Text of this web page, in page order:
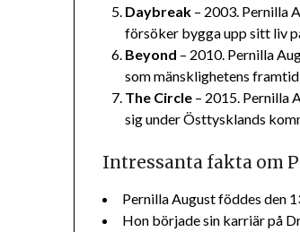
Daybreak – 2003. Pernilla
försöker bygga upp sitt liv
Beyond – 2010. Pernilla
som mänsklighetens
The Circle – 2015. Pernilla
sig under Östtysklands
Intressanta fakta om
Pernilla August föddes den
Hon började sin karriär på